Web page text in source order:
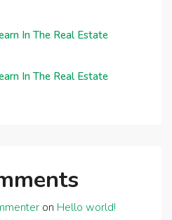
In The Real Estate
In The Real Estate
on Hello world!